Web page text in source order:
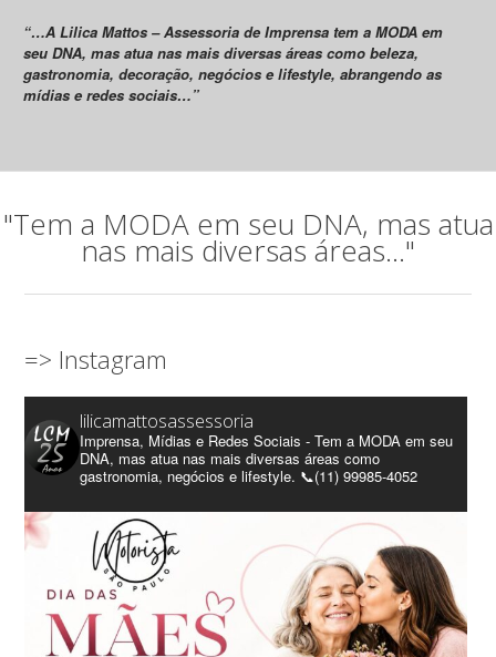
“…A Lilica Mattos – Assessoria de Imprensa tem a MODA em
seu DNA, mas atua nas mais diversas áreas como beleza,
gastronomia, decoração, negócios e lifestyle, abrangendo as
mídias e redes sociais…”
"Tem a MODA em seu DNA, mas atua
nas mais diversas áreas..."
=> Instagram
lilicamattosassessoria
Imprensa, Mídias e Redes Sociais - Tem a MODA em seu
DNA, mas atua nas mais diversas áreas como
gastronomia, negócios e lifestyle. 📞(11) 99985-4052